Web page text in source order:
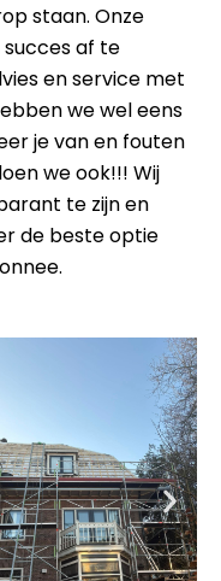
staan. Onze
af te
en service met
we wel eens
je van en fouten
we ook!!! Wij
te zijn en
de beste optie